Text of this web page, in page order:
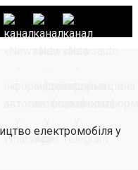
електромобіля у